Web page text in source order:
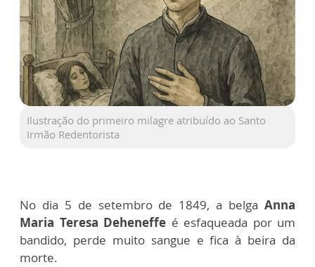
Ilustração do primeiro milagre atribuído ao Santo
Irmão Redentorista
No dia 5 de setembro de 1849, a belga Anna
Maria Teresa Deheneffe é esfaqueada por um
bandido, perde muito sangue e fica à beira da
morte.